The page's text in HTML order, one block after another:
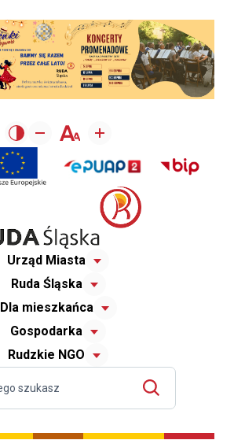
Urząd Miasta
Ruda Śląska
Dla mieszkańca
Gospodarka
Rudzkie NGO